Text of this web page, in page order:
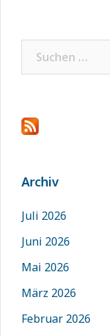
Archiv
Juli 2026
Juni 2026
Mai 2026
März 2026
Februar 2026